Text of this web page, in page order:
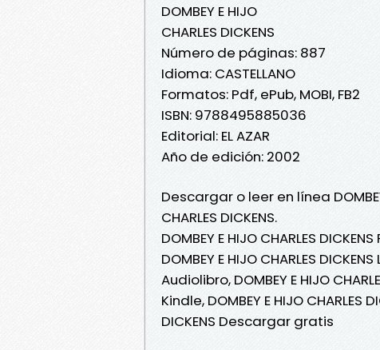
DOMBEY E HIJO
CHARLES DICKENS
Número de páginas: 887
Idioma: CASTELLANO
Formatos: Pdf, ePub, MOBI, FB2
ISBN: 9788495885036
Editorial: EL AZAR
Año de edición: 2002
Descargar o leer en línea
CHARLES DICKENS.
DOMBEY E HIJO CHARLES
DOMBEY E HIJO CHARLES
Audiolibro, DOMBEY E HIJO
Kindle, DOMBEY E HIJO CHARLES
DICKENS Descargar gratis